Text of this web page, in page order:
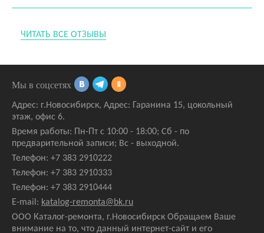
ЧИТАТЬ ВСЕ ОТЗЫВЫ
Адрес: г.Новосибирск, Адрес: Гаранина 15, цокольный
этаж, офис 6.
Время работы: Пн-Пт с 10:00 - 18:00; Сб - по
предварительной записи; Вс - выходной.
Телефон: +7 383 2910222
Телефон: +7 383 2910333
Телефон: +7 383 2910444
E-mail: katalog-remonta@bk.ru
ООО Каталог-ремонта, г.Новосибирск Обращаем Ваше
внимание на то, что данный интернет-сайт и его
Мы в соцсетях